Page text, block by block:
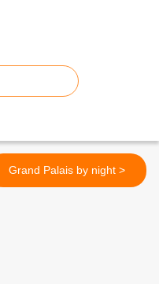
Grand Palais by night >